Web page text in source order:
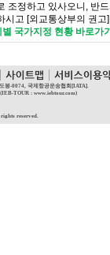
조정하고 있사오니, 반
시고 [외교통상부의 권
별 국가지정 현황 바로가
봉-0074, 국제항공운송협회[IATA].
TOUR : www.iebtour.com)
reserved.